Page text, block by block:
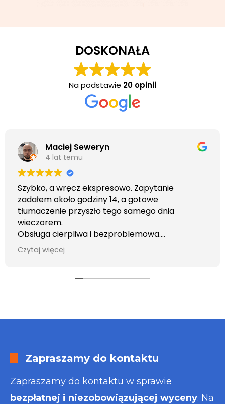
DOSKONAŁA
Na podstawie 20 opinii
Maciej Seweryn
4 lat temu
Szybko, a wręcz ekspresowo. Zapytanie
zadałem około godziny 14, a gotowe
tłumaczenie przyszło tego samego dnia
wieczorem.
Obsługa cierpliwa i bezproblemowa.
Otrzymałem wszelkie informacje i porady jaka
usługa będzie dla mnie najlepsza. Faktura także
Czytaj więcej
Zapraszamy do kontaktu
Zapraszamy do kontaktu w sprawie
bezpłatnej i niezobowiązującej wyceny. Na